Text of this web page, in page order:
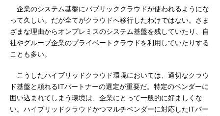
企業のシステム基盤にパブリッククラウドが使われるようにな
って久しい。だが全てがクラウドへ移行したわけではない。さま
ざまな理由からオンプレミスのシステム基盤を残していたり、自
社やグループ企業のプライベートクラウドを利用していたりする
ことも多い。
こうしたハイブリッドクラウド環境においては、適切なクラウ
ド基盤と頼れるITパートナーの選定が重要だ。特定のベンダーに
囲い込まれてしまう環境は、企業にとって一般的に好ましくな
い。ハイブリッドクラウドかつマルチベンダーに対応したITパー